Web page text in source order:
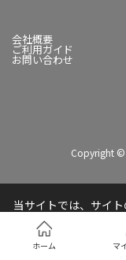
ホーム マ
会社概要
ご利用ガイド
お問い合わせ
Copyright ©
当サイトでは、サイ
キー(Cookie)を使用し
プライバシーポリシー